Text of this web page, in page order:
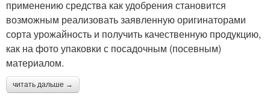
применению средства как удобрения становится
возможным реализовать заявленную оригинаторами
сорта урожайность и получить качественную продукцию,
как на фото упаковки с посадочным (посевным)
материалом.
читать дальше →